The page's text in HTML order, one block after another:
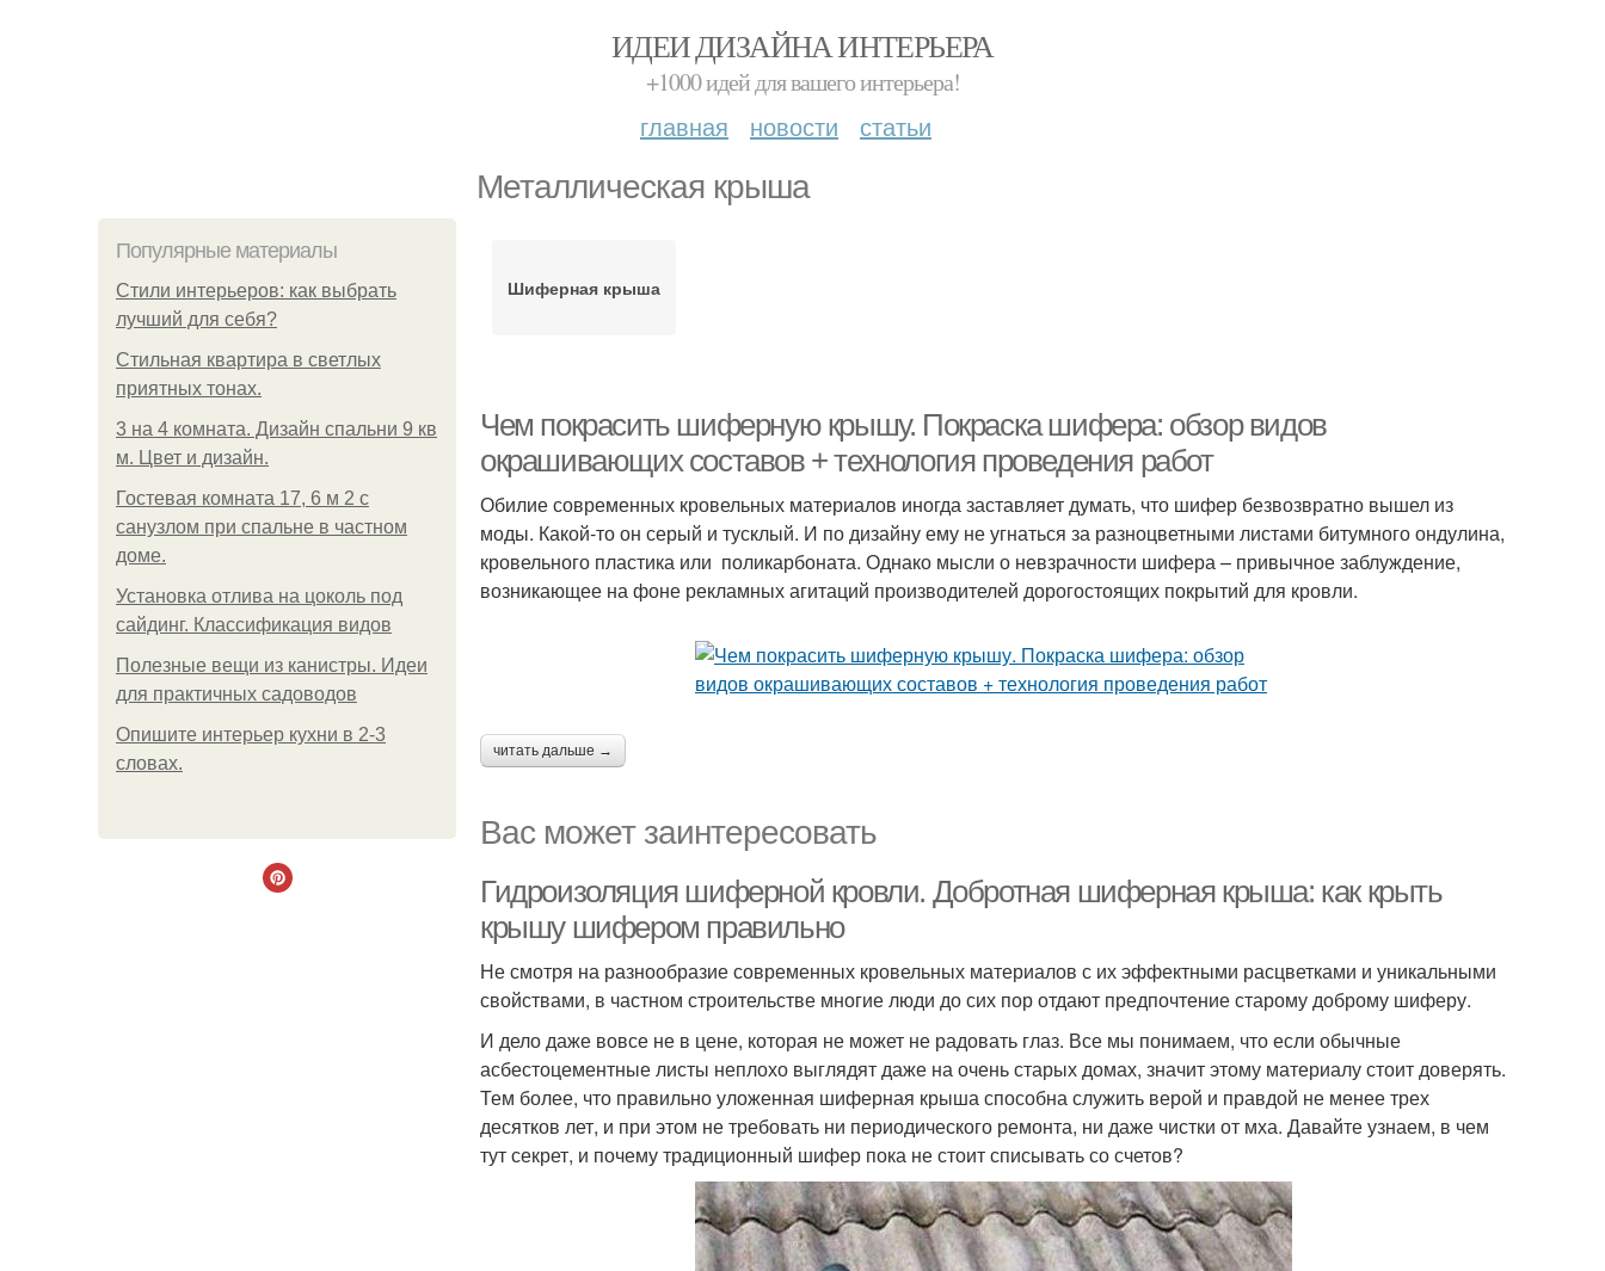
ИДЕИ ДИЗАЙНА ИНТЕРЬЕРА
+1000 идей для вашего интерьера!
главная новости статьи
Металлическая крыша
Популярные материалы
Стили интерьеров: как выбрать
лучший для себя?
Стильная квартира в светлых
приятных тонах.
3 на 4 комната. Дизайн спальни 9 кв
м. Цвет и дизайн.
Гостевая комната 17, 6 м 2 с
санузлом при спальне в частном
доме.
Установка отлива на цоколь под
сайдинг. Классификация видов
Полезные вещи из канистры. Идеи
для практичных садоводов
Опишите интерьер кухни в 2-3
словах.
Шиферная крыша
Чем покрасить шиферную крышу. Покраска шифера: обзор видов
окрашивающих составов + технология проведения работ
Обилие современных кровельных материалов иногда заставляет думать, что шифер безвозвратно вышел из
моды. Какой-то он серый и тусклый. И по дизайну ему не угнаться за разноцветными листами битумного ондулина,
кровельного пластика или поликарбоната. Однако мысли о невзрачности шифера – привычное заблуждение,
возникающее на фоне рекламных агитаций производителей дорогостоящих покрытий для кровли.
читать дальше →
Вас может заинтересовать
Гидроизоляция шиферной кровли. Добротная шиферная крыша: как крыть
крышу шифером правильно
Не смотря на разнообразие современных кровельных материалов с их эффектными расцветками и уникальными
свойствами, в частном строительстве многие люди до сих пор отдают предпочтение старому доброму шиферу.
И дело даже вовсе не в цене, которая не может не радовать глаз. Все мы понимаем, что если обычные
асбестоцементные листы неплохо выглядят даже на очень старых домах, значит этому материалу стоит доверять.
Тем более, что правильно уложенная шиферная крыша способна служить верой и правдой не менее трех
десятков лет, и при этом не требовать ни периодического ремонта, ни даже чистки от мха. Давайте узнаем, в чем
тут секрет, и почему традиционный шифер пока не стоит списывать со счетов?